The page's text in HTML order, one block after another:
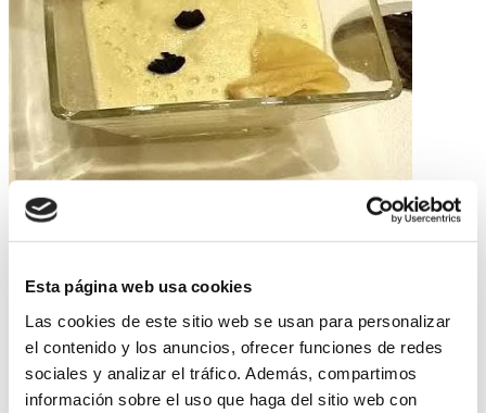
Esta página web usa cookies
Las cookies de este sitio web se usan para personalizar
el contenido y los anuncios, ofrecer funciones de redes
sociales y analizar el tráfico. Además, compartimos
información sobre el uso que haga del sitio web con
Posteriormente a la elaboración de estos platos se llevará a
cabo un análisis, debatiendo sobre su preparación y las
propiedades de cada uno.
Para finalizar elDr. Antonio Escribano Zafra realizará una